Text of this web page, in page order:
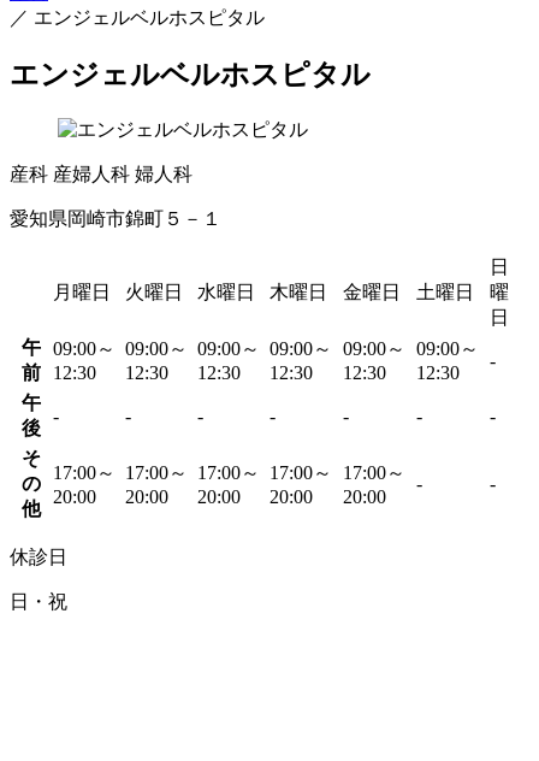
／ エンジェルベルホスピタル
エンジェルベルホスピタル
産科 産婦人科 婦人科
愛知県岡崎市錦町５－１
月曜日 火曜日 水曜日 木曜日 金曜日 土曜日
日
曜
日
午
前
09:00～
12:30
09:00～
12:30
09:00～
12:30
09:00～
12:30
09:00～
12:30
09:00～
12:30
-
午
後
- - - - - - -
そ
の
他
17:00～
20:00
17:00～
20:00
17:00～
20:00
17:00～
20:00
17:00～
20:00
- -
休診日
日・祝